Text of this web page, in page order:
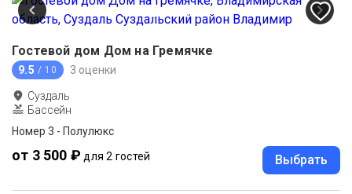
Гостевой дом Дом на Гремячке
9.5 / 10 3 оценки
Суздаль
Бассейн
Номер 3 - Полулюкс
от 3 500 ₽ для 2 гостей Выбрать